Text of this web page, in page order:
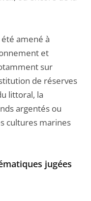
amené à
et
sur
de réserves
littoral, la
argentés ou
cultures marines
jugées